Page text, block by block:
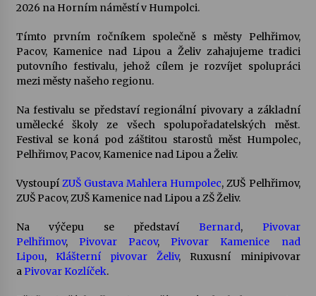
Pozvánka na integrační festival Quijotova
28. 7. 2026
Letní koncerty ve Stromovce: Kolchoz a
Jenakaši
Votavžatský ploty
23. 7. 2026
Letní koncerty ve Stromovce: Rufus Miller
Vysočinka
2026 na Horním náměstí v Humpolci.
Tímto prvním ročníkem společně s městy Pelhřimov,
Pacov, Kamenice nad Lipou a Želiv zahajujeme tradici
putovního festivalu, jehož cílem je rozvíjet spolupráci
mezi městy našeho regionu.
Na festivalu se představí regionální pivovary a základní
umělecké školy ze všech spolupořadatelských měst.
Festival se koná pod záštitou starostů měst Humpolec,
Pelhřimov, Pacov, Kamenice nad Lipou a Želiv.
Vystoupí ZUŠ Gustava Mahlera Humpolec, ZUŠ Pelhřimov,
ZUŠ Pacov, ZUŠ Kamenice nad Lipou a ZŠ Želiv.
Na výčepu se představí Bernard, Pivovar
Pelhřimov, Pivovar Pacov, Pivovar Kamenice nad
Lipou, Klášterní pivovar Želiv, Ruxusní minipivovar
a Pivovar Kozlíček.